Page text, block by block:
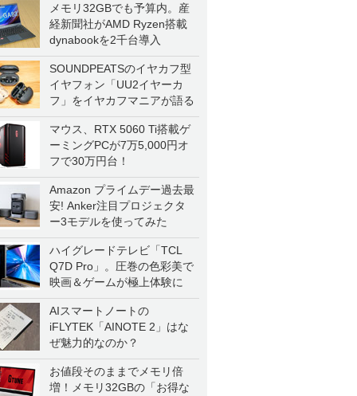
メモリ32GBでも予算内。産
経新聞社がAMD Ryzen搭載
dynabookを2千台導入
SOUNDPEATSのイヤカフ型
イヤフォン「UU2イヤーカ
フ」をイヤカフマニアが語る
マウス、RTX 5060 Ti搭載ゲ
ーミングPCが7万5,000円オ
フで30万円台！
Amazon プライムデー過去最
安! Anker注目プロジェクタ
ー3モデルを使ってみた
ハイグレードテレビ「TCL
Q7D Pro」。圧巻の色彩美で
映画＆ゲームが極上体験に
AIスマートノートの
iFLYTEK「AINOTE 2」はな
ぜ魅力的なのか？
お値段そのままでメモリ倍
増！メモリ32GBの「お得な